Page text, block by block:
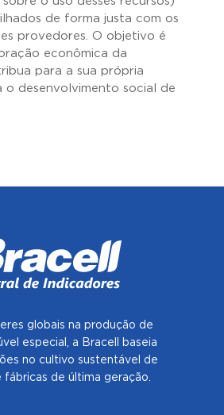
de forma justa com os
provedores. O objetivo é
econômica da
para a sua própria
o desenvolvimento social de
globais na produção de
especial, a Bracell baseia
no cultivo sustentável de
fábricas de última geração.